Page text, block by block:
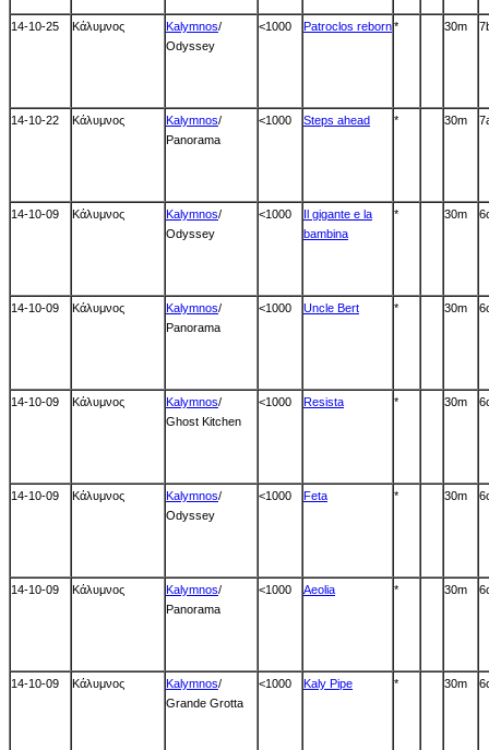
14-10-25 Κάλυμνος Kalymnos/
Odyssey
<1000 Patroclos reborn* 30m
14-10-22 Κάλυμνος Kalymnos/
Panorama
<1000 Steps ahead * 30m
14-10-09 Κάλυμνος Kalymnos/
Odyssey
<1000
Il gigante e la
bambina
* 30m
14-10-09 Κάλυμνος Kalymnos/
Panorama
<1000 Uncle Bert * 30m
14-10-09 Κάλυμνος Kalymnos/
Ghost Kitchen
<1000 Resista * 30m
14-10-09 Κάλυμνος Kalymnos/
Odyssey
<1000 Feta * 30m
14-10-09 Κάλυμνος Kalymnos/
Panorama
<1000 Aeolia * 30m
14-10-09 Κάλυμνος Kalymnos/
Grande Grotta
<1000 Kaly Pipe * 30m